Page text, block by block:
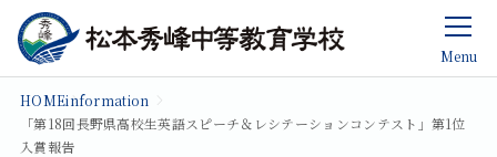
Menu
HOMEinformation
「第18回長野県高校生英語スピーチ＆レシテーションコンテスト」第1位
入賞報告